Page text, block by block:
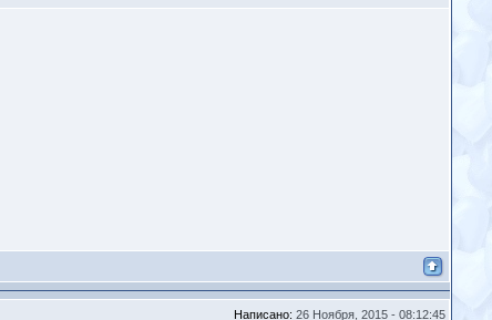
Написано: 26 Ноября, 2015 - 08:12:45